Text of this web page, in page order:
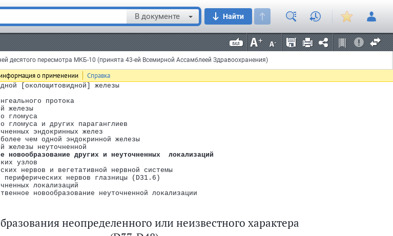
В документе Найти
десятого пересмотра МКБ-10 (принята 43-ей Всемирной Ассамблеей Здравоохранения)
о применении Справка
нервной системы неуточненной локализации
новообразование щитовидной железы
новообразование других  и неуточненных эндокринных
[тимуса] (D15.0)
поджелудочной железы (D13.7)
[околощитовидной] железы
протока
железы
гломуса
гломуса и других параганглиев
эндокринных желез
чем одной эндокринной железы
железы неуточненной
новообразование других и неуточненных  локализаций
узлов
нервов и вегетативной нервной системы
периферических нервов глазницы (D31.6)
локализаций
новообразование неуточненной локализации
неопределенного или неизвестного характера